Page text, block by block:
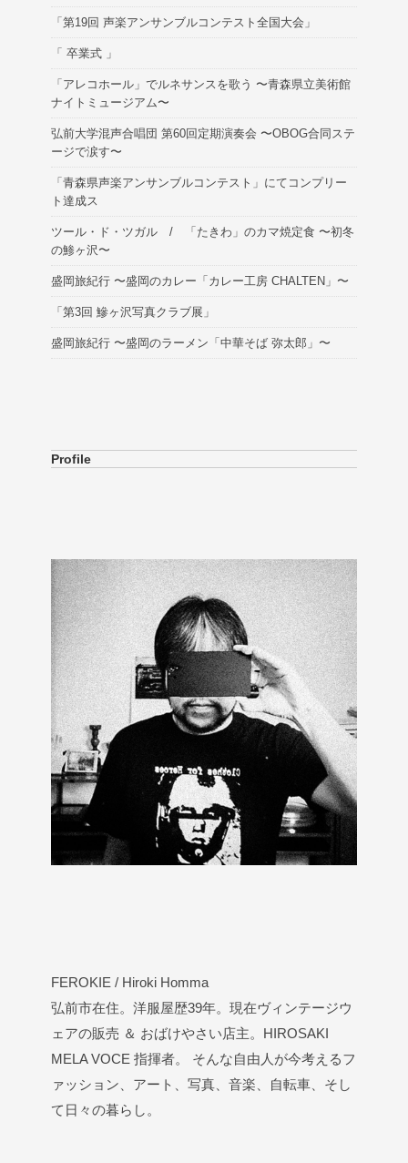
「第19回 声楽アンサンブルコンテスト全国大会」
「 卒業式 」
「アレコホール」でルネサンスを歌う 〜青森県立美術館
ナイトミュージアム〜
弘前大学混声合唱団 第60回定期演奏会 〜OBOG合同ステ
ージで涙す〜
「青森県声楽アンサンブルコンテスト」にてコンプリー
ト達成ス
ツール・ド・ツガル / 「たきわ」のカマ焼定食 〜初冬
の鯵ヶ沢〜
盛岡旅紀行 〜盛岡のカレー「カレー工房 CHALTEN」〜
「第3回 鰺ヶ沢写真クラブ展」
盛岡旅紀行 〜盛岡のラーメン「中華そば 弥太郎」〜
Profile
FEROKIE / Hiroki Homma
弘前市在住。洋服屋歴39年。現在ヴィンテージウ
ェアの販売 ＆ おばけやさい店主。HIROSAKI
MELA VOCE 指揮者。 そんな自由人が今考えるフ
ァッション、アート、写真、音楽、自転車、そし
て日々の暮らし。